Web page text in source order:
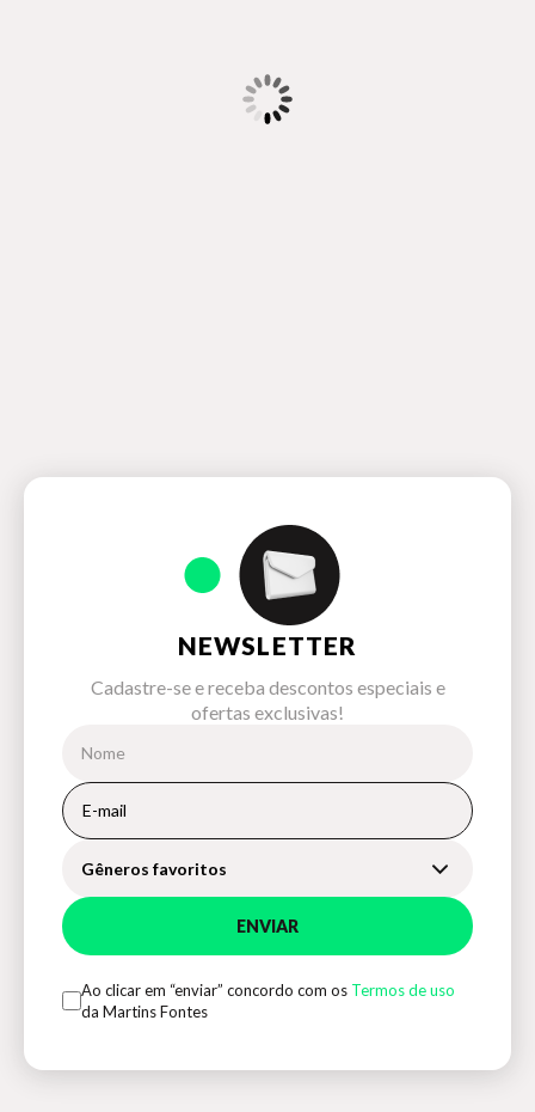
NEWSLETTER
Cadastre-se e receba descontos especiais e
ofertas exclusivas!
Gêneros favoritos
ENVIAR
Ao clicar em “enviar” concordo com os Termos de uso
da Martins Fontes